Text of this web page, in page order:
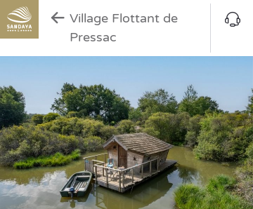
Village Flottant de
Pressac